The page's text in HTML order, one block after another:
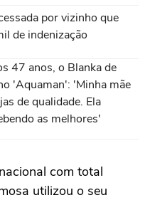
por vizinho que
de indenização
47 anos, o Blanka de
'Aquaman': 'Minha mãe
de qualidade. Ela
as melhores'
com total
utilizou o seu